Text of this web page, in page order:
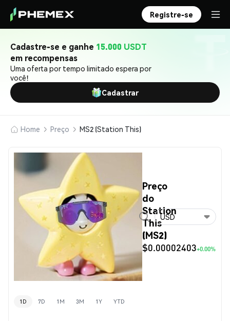
Registre-se
Cadastre-se e ganhe 15.000 USDT
em recompensas
Uma oferta por tempo limitado espera por
você!
Cadastrar
Home Preço MS2 (Station This)
Preço
do
Station
This
(MS2)
$0.00002403+0.00%
USD
1D 7D 1M 3M 1Y YTD